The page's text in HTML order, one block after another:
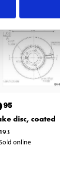
95
disc, coated
online